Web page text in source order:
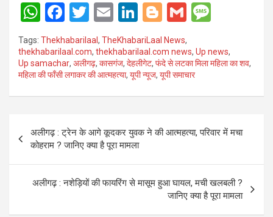
W
h
at
s
A
p
F
a
ce
b
o
k
T
wi
tt
er
E
m
ail
Li
n
ke
dI
n
Bl
o
g
g
er
G
ail s
a
g
Tags: Thekhabarilaal , TheKhabariLaal News,
thekhabarilaal.com, thekhabarilaal.com news, Up news,
Up samachar, अलीगढ़, कासगंज, देहलीगेट, फंदे से लटका मिला महिला का शव,
महिला की फाँसी लगाकर की आत्महत्या, यूपी न्यूज, यूपी समाचार
navigation
अलीगढ़ : ट्रेन के आगे कूदकर युवक ने की आत्महत्या, परिवार में मचा
कोहराम ? जानिए क्या है पूरा मामला
अलीगढ़ : नशेड़ियों की फायरिंग से मासूम हुआ घायल, मची खलबली ?
जानिए क्या है पूरा मामला